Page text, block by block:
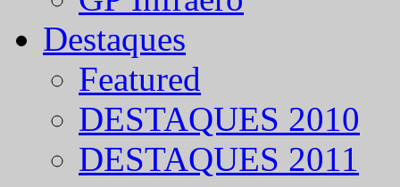
Destaques
Featured
DESTAQUES 2010
DESTAQUES 2011